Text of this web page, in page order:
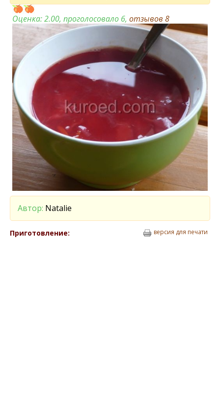
Оценка:2.00, проголосовало 6, отзывов 8
Автор: Natalie
Приготовление: версия для печати